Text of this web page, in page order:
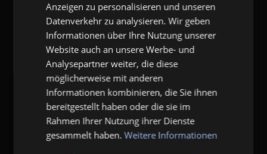
Anzeigen zu personalisieren und unseren
Datenverkehr zu analysieren. Wir geben
Informationen über Ihre Nutzung unserer
Website auch an unsere Werbe- und
Analysepartner weiter, die diese
möglicherweise mit anderen
Informationen kombinieren, die Sie ihnen
bereitgestellt haben oder die sie im
Rahmen Ihrer Nutzung ihrer Dienste
gesammelt haben. Weitere Informationen